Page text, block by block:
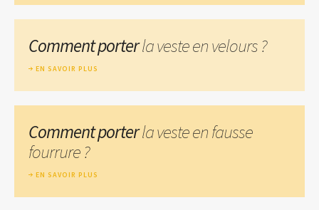
Comment porterla veste en velours ?
EN SAVOIR PLUS
Comment porterla veste en fausse
fourrure ?
EN SAVOIR PLUS